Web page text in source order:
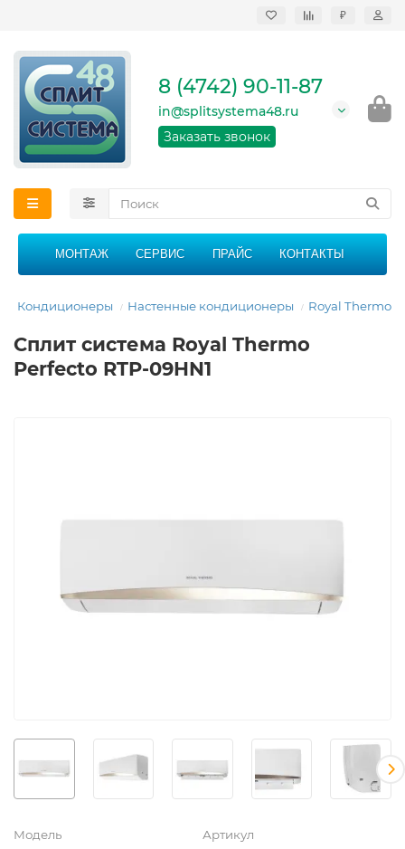
₽
кондиционеров в
области
График работы: 9:00 -
21:00 без перерыва и
8 (4742) 90-11-87
in@splitsystema48.ru
Заказать звонок
МОНТАЖ СЕРВИС ПРАЙС КОНТАКТЫ
Кондиционеры Настенные кондиционеры Royal Thermo
Сплит система Royal Thermo
Perfecto RTP-09HN1
Модель Артикул